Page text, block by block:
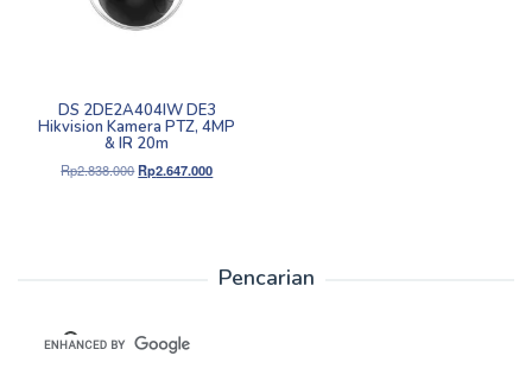
DS 2DE2A404IW DE3
Hikvision Kamera PTZ, 4MP
& IR 20m
Rp2.838.000Harga
Rp2.647.000Harga
Pencarian